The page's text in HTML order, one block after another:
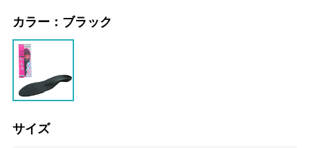
カラー： ブラック
サイズ